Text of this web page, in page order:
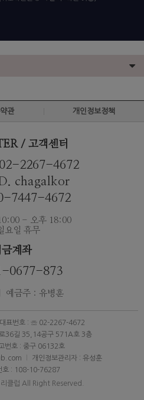
관 개인정보정책
/ 고객센터
2267-4672
chagalkor
7447-4672
- 오후 18:00
요일 휴무
금계좌
0677-873
예금주 : 유병훈
대표번호 : ☏ 02-2267-4672
36길 35,14공구 571A호 3층
번호 : 중구 06132호
개인정보관리자 : 유성훈
호 : 108-10-76287
클럽 All Right Reserved.